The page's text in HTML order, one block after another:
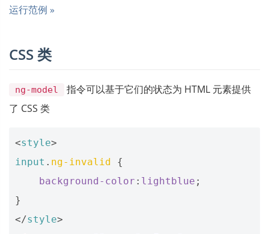
运行范例 »
CSS 类
ng-model
指令可以基于它们的状态为 HTML 元素提供
了 CSS 类
<style>
input . ng-invalid
{
background-color : lightblue ;
}
</style>